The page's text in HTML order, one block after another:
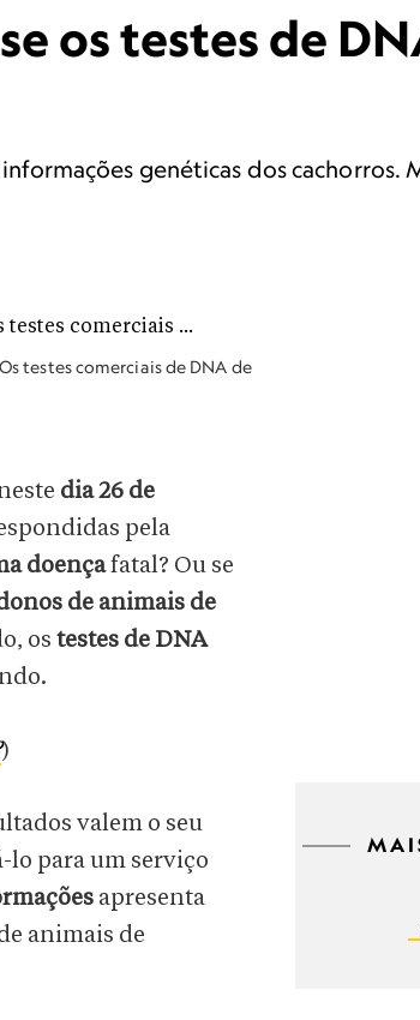
os testes de
genéticas dos cachorros.
testes comerciais de DNA de
dia 26 de
pela
doençafatal? Ou se
de animais de
os testes de DNA
)
valem o seu
lo para um serviço
apresenta
animais de